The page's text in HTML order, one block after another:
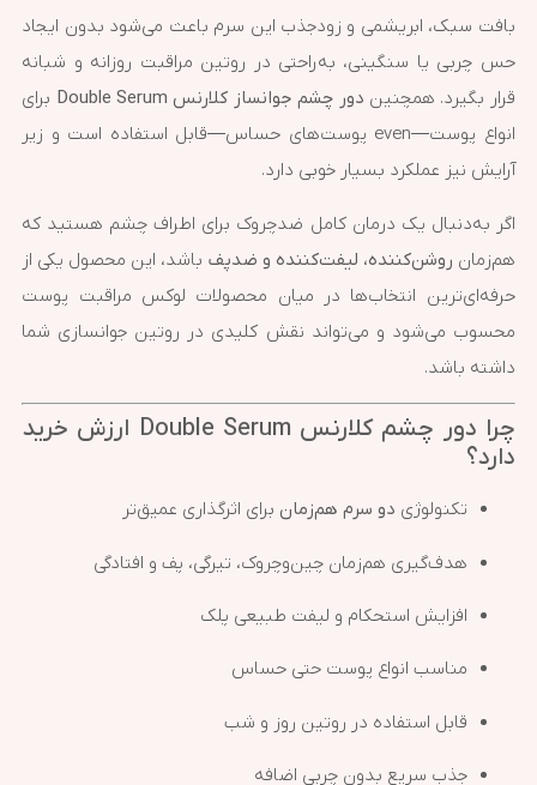
بافت سبک، ابریشمی و زودجذب این سرم باعث می‌شود بدون ایجاد
حس چربی یا سنگینی، به‌راحتی در روتین مراقبت روزانه و شبانه
قرار بگیرد. همچنین دور چشم جوانساز کلارنس Double Serum
برای
انواع پوست—even پوست‌های حساس—قابل استفاده است و زیر
آرایش نیز عملکرد بسیار خوبی دارد.
اگر به‌دنبال یک درمان کامل ضدچروک برای اطراف چشم هستید که
هم‌زمان روشن‌کننده، لیفت‌کننده و ضدپف باشد، این محصول یکی از
حرفه‌ای‌ترین انتخاب‌ها در میان محصولات لوکس مراقبت پوست
محسوب می‌شود و می‌تواند نقش کلیدی در روتین جوانسازی شما
داشته باشد.
چرا دور چشم کلارنس Double Serum ارزش خرید
دارد؟
تکنولوژی دو سرم هم‌زمان برای اثرگذاری عمیق‌تر
هدف‌گیری هم‌زمان چین‌وچروک، تیرگی، پف و افتادگی
افزایش استحکام و لیفت طبیعی پلک
مناسب انواع پوست حتی حساس
قابل استفاده در روتین روز و شب
جذب سریع بدون چربی اضافه